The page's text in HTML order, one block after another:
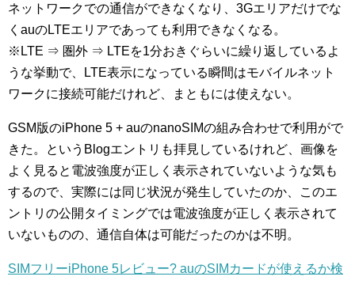
ネットワークでの通信ができなくなり、3Gエリアだけでな
くauのLTEエリアであっても利用できなくなる。
※LTE ⇒ 圏外 ⇒ LTEを1分おきぐらいに繰り返しているよ
うな挙動で、LTE表示になっている瞬間はモバイルネット
ワークに接続可能だけれど、まともには使えない。
GSM版のiPhone 5 + auのnanoSIMの組み合わせで利用がで
きた。というBlogエントリも拝見しているけれど、画像を
よく見ると電波強度が正しく表示されていないような気も
するので、実際には同じ状況が発生していたのか、このエ
ントリの公開タイミングでは電波強度が正しく表示されて
いないものの、通信自体は可能だったのかは不明。
SIMフリーiPhone 5レビュー? auのSIMカードが使えるか検